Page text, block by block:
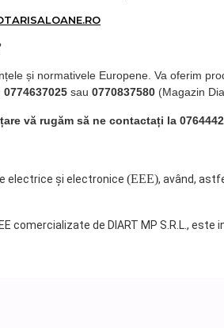
și normativele Europene. Va oferim
0774637025 sau 0770837580 (Magazin
vă rugăm să ne contactați la
electrice și electronice (EEE), având,
de DIART MP S.R.L., este